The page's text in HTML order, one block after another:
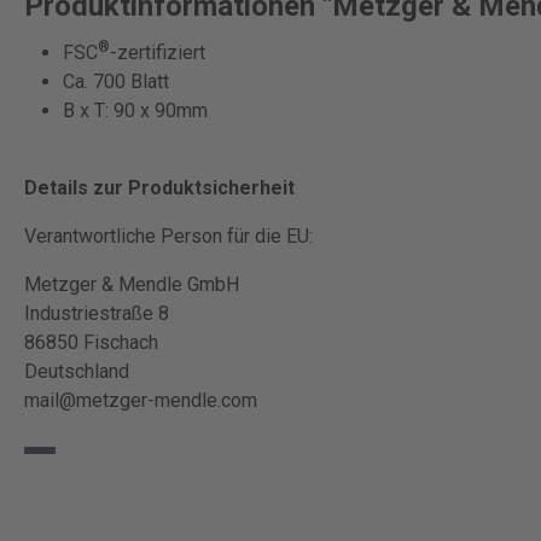
FSC®-zertifiziert
Ca. 700 Blatt
B x T: 90 x 90mm
Details zur Produktsicherheit
Verantwortliche Person für die EU:
Metzger & Mendle GmbH
Industriestraße 8
86850 Fischach
Deutschland
mail@metzger-mendle.com